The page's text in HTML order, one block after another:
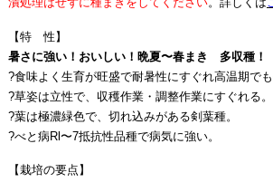
【特 性】
暑さに強い！おいしい！晩夏〜春まき 多収種！
?食味よく生育が旺盛で耐暑性にすぐれ高温期でも
?草姿は立性で、収穫作業・調整作業にすぐれる。
?葉は極濃緑色で、切れ込みがある剣葉種。
?べと病Rl〜7抵抗性品種で病気に強い。
【栽培の要点】